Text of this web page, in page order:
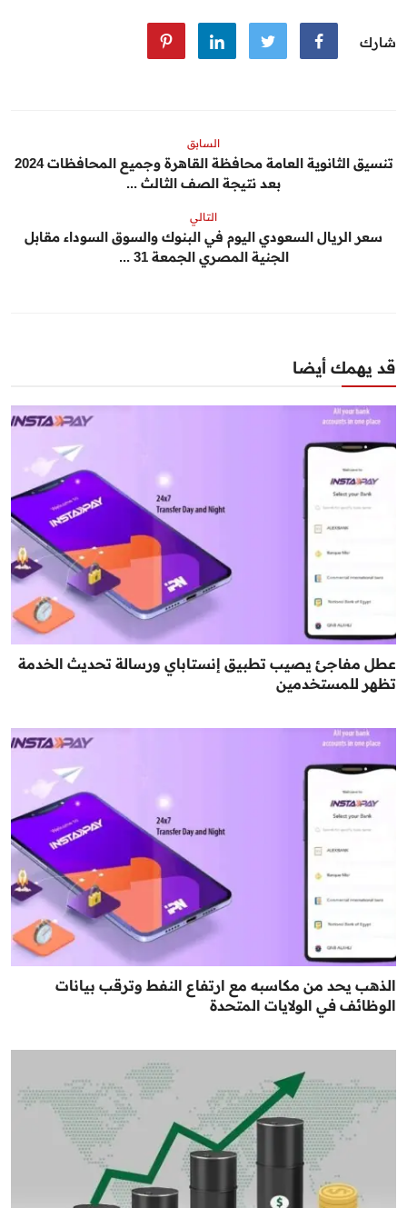
شارك
السابق
تنسيق الثانوية العامة محافظة القاهرة وجميع المحافظات 2024
بعد نتيجة الصف الثالث ...
التالي
سعر الريال السعودي اليوم في البنوك والسوق السوداء مقابل
الجنية المصري الجمعة 31 ...
قد يهمك أيضا
عطل مفاجئ يصيب تطبيق إنستاباي ورسالة تحديث الخدمة
تظهر للمستخدمين
الذهب يحد من مكاسبه مع ارتفاع النفط وترقب بيانات
الوظائف في الولايات المتحدة